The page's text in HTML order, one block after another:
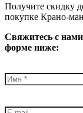
Получите скидку
покупке Крано-
Свяжитесь с
форме ниже: